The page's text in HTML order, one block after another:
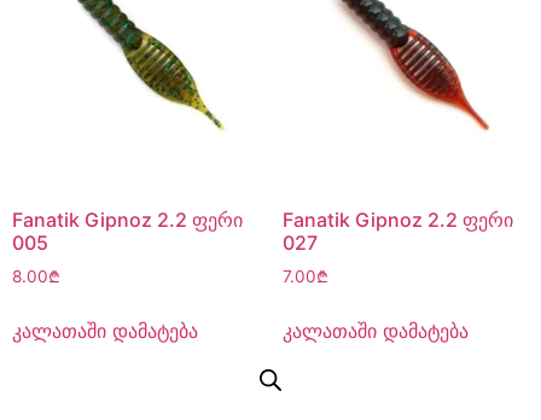
Fanatik Gipnoz 2.2 ფერი
005
8.00₾
კალათაში დამატება
Fanatik Gipnoz 2.2 ფერი
027
7.00₾
კალათაში დამატება